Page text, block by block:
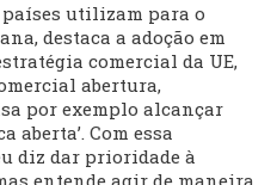
países utilizam para o
destaca a adoção em
comercial da UE,
abertura,
por exemplo alcançar
aberta’. Com essa
diz dar prioridade à